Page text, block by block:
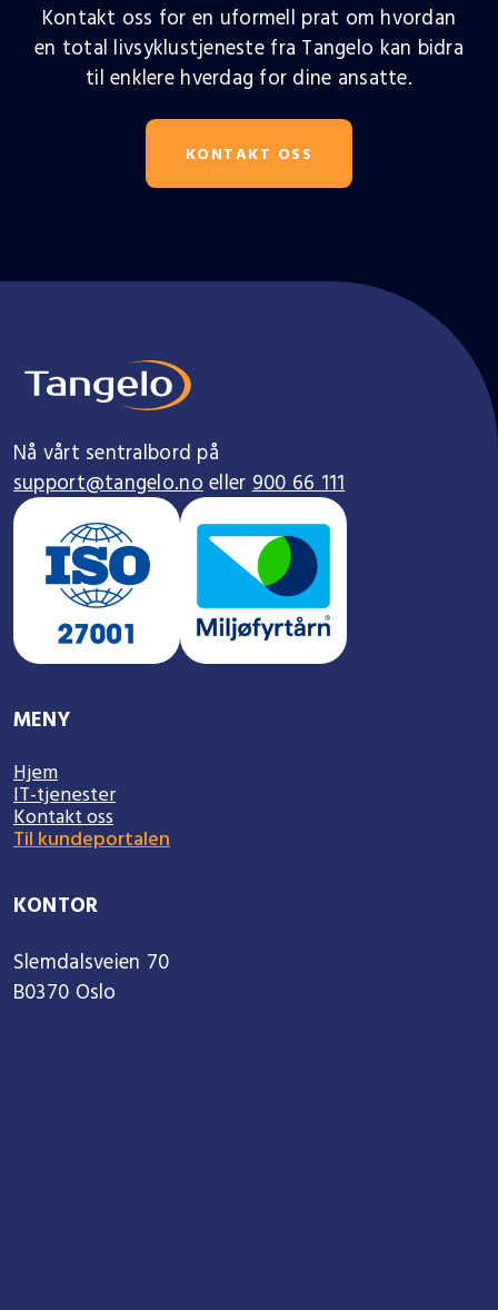
Kontakt oss for en uformell prat om hvordan
en total livsyklustjeneste fra Tangelo kan bidra
til enklere hverdag for dine ansatte.
KONTAKT OSS
Nå vårt sentralbord på
support@tangelo.no eller 900 66 111
MENY
Hjem
IT-tjenester
Kontakt oss
Til kundeportalen
KONTOR
Slemdalsveien 70
B0370 Oslo